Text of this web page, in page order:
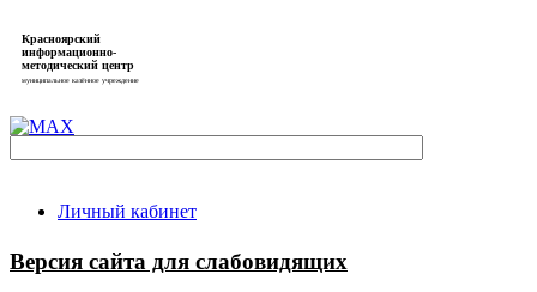
Красноярский
информационно-
методический центр
муниципальное казённое учреждение
Личный кабинет
Версия сайта для слабовидящих